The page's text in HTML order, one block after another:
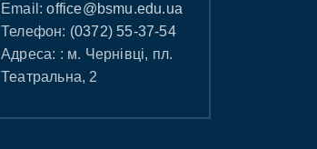
Email:office@bsmu.edu.ua
Телефон: (0372) 55-37-54
Адреса: : м. Чернівці, пл.
Театральна, 2